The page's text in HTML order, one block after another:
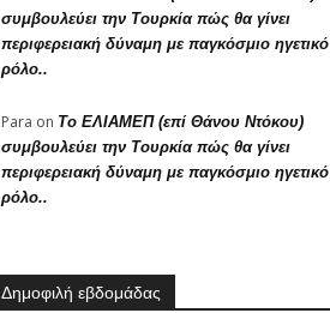
συμβουλεύει την Τουρκία πώς θα γίνει
περιφερειακή δύναμη με παγκόσμιο ηγετικό
ρόλο..
Para on Το ΕΛΙΑΜΕΠ (επί Θάνου Ντόκου)
συμβουλεύει την Τουρκία πώς θα γίνει
περιφερειακή δύναμη με παγκόσμιο ηγετικό
ρόλο..
Δημοφιλή εβδομάδας